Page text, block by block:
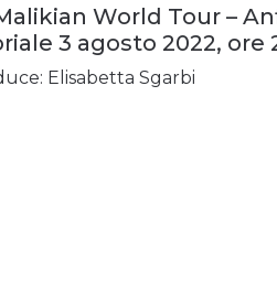
World Tour –
3 agosto 2022, ore
Elisabetta Sgarbi